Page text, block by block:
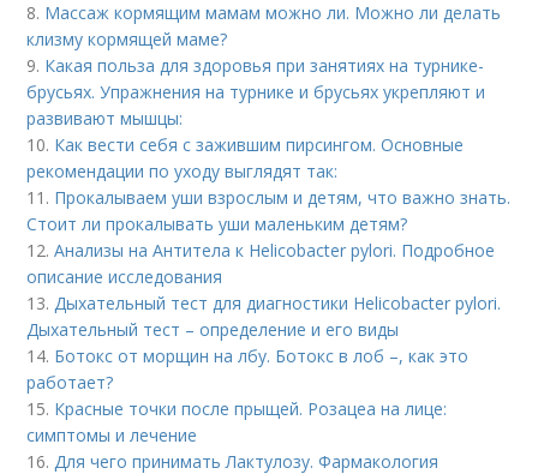
8. Массаж кормящим мамам можно ли. Можно ли делать
клизму кормящей маме?
9. Какая польза для здоровья при занятиях на турнике-
брусьях. Упражнения на турнике и брусьях укрепляют и
развивают мышцы:
10. Как вести себя с зажившим пирсингом. Основные
рекомендации по уходу выглядят так:
11. Прокалываем уши взрослым и детям, что важно знать.
Стоит ли прокалывать уши маленьким детям?
12.Анализы на Антитела к Helicobacter pylori. Подробное
описание исследования
13.Дыхательный тест для диагностики Helicobacter pylori.
Дыхательный тест – определение и его виды
14. Ботокс от морщин на лбу. Ботокс в лоб –, как это
работает?
15. Красные точки после прыщей. Розацеа на лице:
симптомы и лечение
16.Для чего принимать Лактулозу. Фармакология